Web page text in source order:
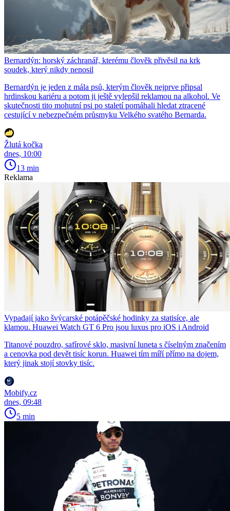
Bernardýn: horský záchranář, kterému člověk přivěsil na krk
soudek, který nikdy nenosil
Bernardýn je jeden z mála psů, kterým člověk nejprve připsal
hrdinskou kariéru a potom ji ještě vylepšil reklamou na alkohol. Ve
skutečnosti tito mohutní psi po staletí pomáhali hledat ztracené
cestující v nebezpečném průsmyku Velkého svatého Bernarda.
Žlutá kočka
dnes, 10:00
13 min
Reklama
Vypadají jako švýcarské potápěčské hodinky za statisíce, ale
klamou. Huawei Watch GT 6 Pro jsou luxus pro iOS i Android
Titanové pouzdro, safírové sklo, masivní luneta s číselným značením
a cenovka pod devět tisíc korun. Huawei tím míří přímo na dojem,
který jinak stojí stovky tisíc.
Mobify.cz
dnes, 09:48
5 min